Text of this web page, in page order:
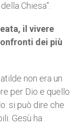
Chiesa”.
il vivere
dei più
non era un
per Dio e quello
si può dire che
Gesù ha